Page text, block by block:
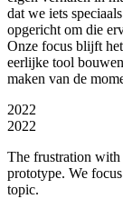
dat we iets
opgericht om die
Onze focus blijft
eerlijke tool
maken van de
2022
2022
The frustration with
prototype. We
topic.